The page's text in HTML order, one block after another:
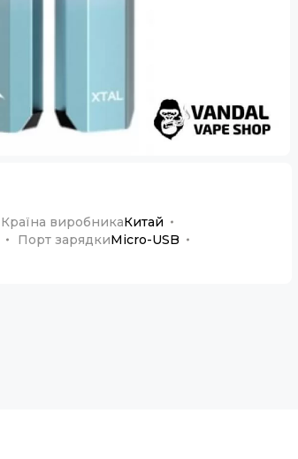
Країна виробникаКитай
Порт зарядкиMicro-USB